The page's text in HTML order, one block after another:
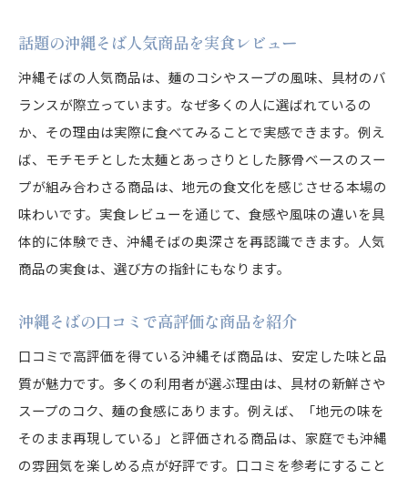
話題の沖縄そば人気商品を実食レビュー
沖縄そばの人気商品は、麺のコシやスープの風味、具材のバ
ランスが際立っています。なぜ多くの人に選ばれているの
か、その理由は実際に食べてみることで実感できます。例え
ば、モチモチとした太麺とあっさりとした豚骨ベースのスー
プが組み合わさる商品は、地元の食文化を感じさせる本場の
味わいです。実食レビューを通じて、食感や風味の違いを具
体的に体験でき、沖縄そばの奥深さを再認識できます。人気
商品の実食は、選び方の指針にもなります。
沖縄そばの口コミで高評価な商品を紹介
口コミで高評価を得ている沖縄そば商品は、安定した味と品
質が魅力です。多くの利用者が選ぶ理由は、具材の新鮮さや
スープのコク、麺の食感にあります。例えば、「地元の味を
そのまま再現している」と評価される商品は、家庭でも沖縄
の雰囲気を楽しめる点が好評です。口コミを参考にすること